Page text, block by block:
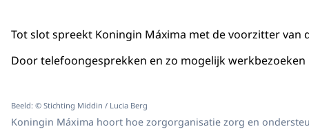
Tot slot spreekt Koningin Máxima met de voorzitter van
Door telefoongesprekken en zo mogelijk
Beeld: © Stichting Middin / Lucia Berg
Koningin Máxima hoort hoe zorgorganisatie zorg en